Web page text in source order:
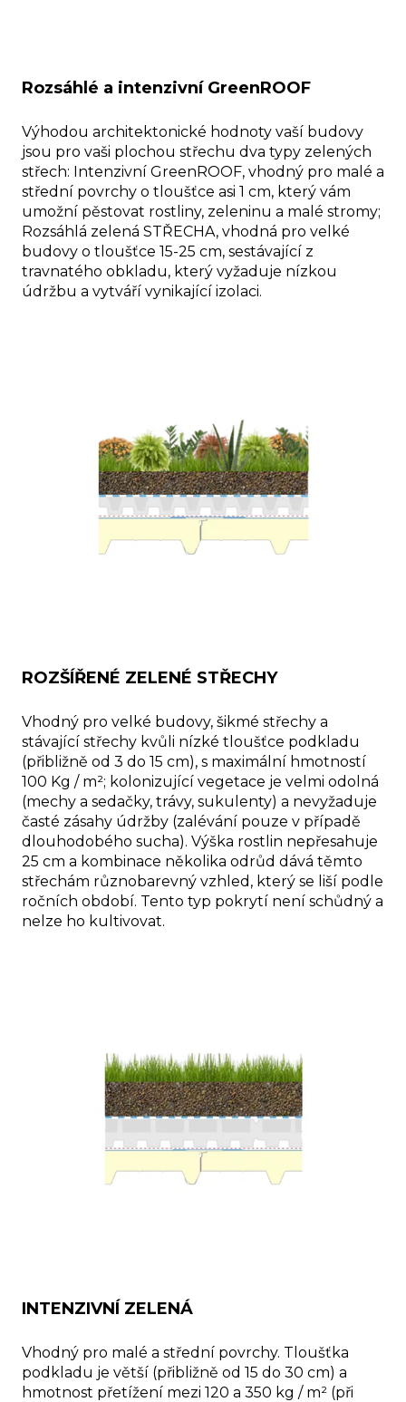
Rozsáhlé a intenzivní GreenROOF
Výhodou architektonické hodnoty vaší budovy
jsou pro vaši plochou střechu dva typy zelených
střech: Intenzivní GreenROOF, vhodný pro malé a
střední povrchy o tloušťce asi 1 cm, který vám
umožní pěstovat rostliny, zeleninu a malé stromy;
Rozsáhlá zelená STŘECHA, vhodná pro velké
budovy o tloušťce 15-25 cm, sestávající z
travnatého obkladu, který vyžaduje nízkou
údržbu a vytváří vynikající izolaci.
ROZŠÍŘENÉ ZELENÉ STŘECHY
Vhodný pro velké budovy, šikmé střechy a
stávající střechy kvůli nízké tloušťce podkladu
(přibližně od 3 do 15 cm), s maximální hmotností
100 Kg / m²; kolonizující vegetace je velmi odolná
(mechy a sedačky, trávy, sukulenty) a nevyžaduje
časté zásahy údržby (zalévání pouze v případě
dlouhodobého sucha). Výška rostlin nepřesahuje
25 cm a kombinace několika odrůd dává těmto
střechám různobarevný vzhled, který se liší podle
ročních období. Tento typ pokrytí není schůdný a
nelze ho kultivovat.
INTENZIVNÍ ZELENÁ
Vhodný pro malé a střední povrchy. Tloušťka
podkladu je větší (přibližně od 15 do 30 cm) a
hmotnost přetížení mezi 120 a 350 kg / m² (při